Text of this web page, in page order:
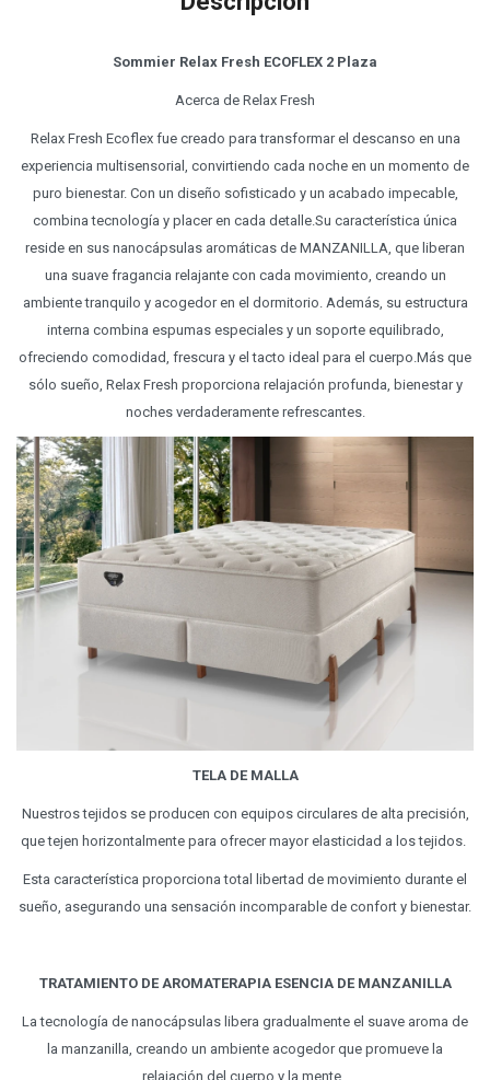
Sommier Relax Fresh ECOFLEX 2 Plaza
Acerca de Relax Fresh
Relax Fresh Ecoflex fue creado para transformar el descanso en una
experiencia multisensorial, convirtiendo cada noche en un momento de
puro bienestar. Con un diseño sofisticado y un acabado impecable,
combina tecnología y placer en cada detalle.Su característica única
reside en sus nanocápsulas aromáticas de MANZANILLA, que liberan
una suave fragancia relajante con cada movimiento, creando un
ambiente tranquilo y acogedor en el dormitorio. Además, su estructura
interna combina espumas especiales y un soporte equilibrado,
ofreciendo comodidad, frescura y el tacto ideal para el cuerpo.Más que
sólo sueño, Relax Fresh proporciona relajación profunda, bienestar y
noches verdaderamente refrescantes.
TELA DE MALLA
Nuestros tejidos se producen con equipos circulares de alta precisión,
que tejen horizontalmente para ofrecer mayor elasticidad a los tejidos.
Esta característica proporciona total libertad de movimiento durante el
sueño, asegurando una sensación incomparable de confort y bienestar.
TRATAMIENTO DE AROMATERAPIA ESENCIA DE MANZANILLA
La tecnología de nanocápsulas libera gradualmente el suave aroma de
la manzanilla, creando un ambiente acogedor que promueve la
relajación del cuerpo y la mente.